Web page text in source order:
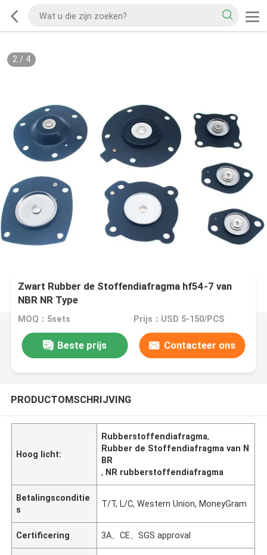
2/ 4
Zwart Rubber de Stoffendiafragma hf54-7 van
NBR NR Type
MOQ：5sets Prijs：USD 5-150/PCS
Beste prijs Contacteer ons
PRODUCTOMSCHRIJVING
Hoog licht:
Rubberstoffendiafragma,
Rubber de Stoffendiafragma van N
BR
, NR rubberstoffendiafragma
Betalingsconditie
s
T/T, L/C, Western Union, MoneyGram
Certificering 3A、CE、SGS approval